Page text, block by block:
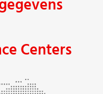
Centers